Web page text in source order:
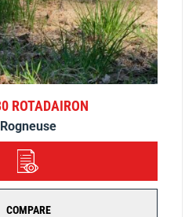
ROTADAIRON
Rogneuse
COMPARE
DÉTAILS